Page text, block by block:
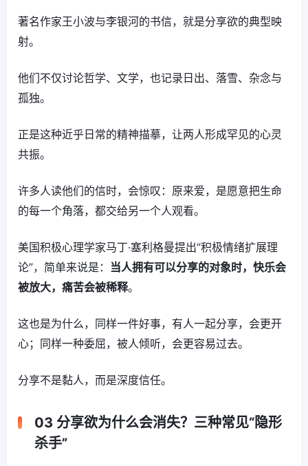
著名作家王小波与李银河的书信，就是分享欲的典型映
射。
他们不仅讨论哲学、文学，也记录日出、落雪、杂念与
孤独。
正是这种近乎日常的精神描摹，让两人形成罕见的心灵
共振。
许多人读他们的信时，会惊叹：原来爱，是愿意把生命
的每一个角落，都交给另一个人观看。
美国积极心理学家马丁·塞利格曼提出“积极情绪扩展理
论”，简单来说是： 当人拥有可以分享的对象时，快乐会
被放大，痛苦会被稀释。
这也是为什么，同样一件好事，有人一起分享，会更开
心；同样一种委屈，被人倾听，会更容易过去。
分享不是黏人，而是深度信任。
03 分享欲为什么会消失？三种常见“隐形
杀手”